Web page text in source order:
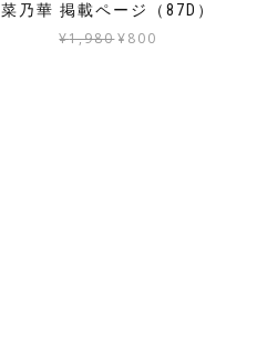
菜乃華 掲載ページ（87D）
¥1,980元
¥800